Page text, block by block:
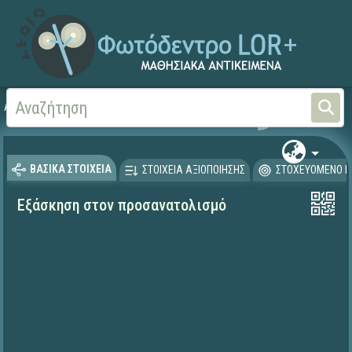
Αρχική Γεωγραφία-Γεωλογία
ΒΑΣΙΚΑ ΣΤΟΙΧΕΙΑ ΣΤΟΙΧΕΙΑ ΑΞΙΟΠΟΙΗΣΗΣ ΣΤΟΧΕΥΟΜΕΝΟ
Εξάσκηση στον προσανατολισμό